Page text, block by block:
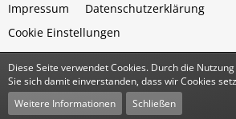
Impressum
Datenschutzerklärung
Cookie Einstellungen
Community-Software:WoltLab
Stil:Classicvon
Diese Seite verwendet Cookies. Durch die
Sie sich damit einverstanden, dass wir Cookies
Weitere Informationen
Schließen